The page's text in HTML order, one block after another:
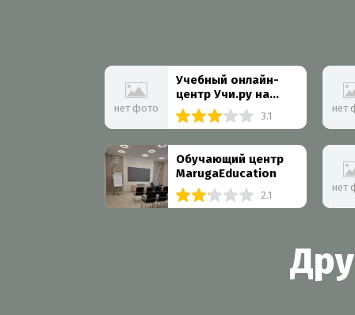
нет фото
Учебный онлайн-
центр Учи.ру на
улице Гарибальди
3.1
Обучающий центр
MarugaEducation
2.1
нет
нет